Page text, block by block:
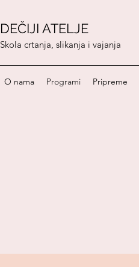
DEČIJI ATELJE
Skola crtanja, slikanja i vajanja
O nama Programi Pripreme